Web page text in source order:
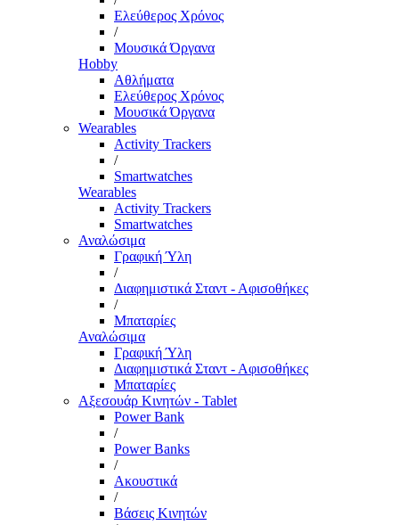
Ελεύθερος Χρόνος
/
Μουσικά Όργανα
Hobby
Αθλήματα
Ελεύθερος Χρόνος
Μουσικά Όργανα
Wearables
Activity Trackers
/
Smartwatches
Wearables
Activity Trackers
Smartwatches
Αναλώσιμα
Γραφική Ύλη
/
Διαφημιστικά Σταντ - Αφισοθήκες
/
Μπαταρίες
Αναλώσιμα
Γραφική Ύλη
Διαφημιστικά Σταντ - Αφισοθήκες
Μπαταρίες
Αξεσουάρ Κινητών - Tablet
Power Bank
/
Power Banks
/
Ακουστικά
/
Βάσεις Κινητών